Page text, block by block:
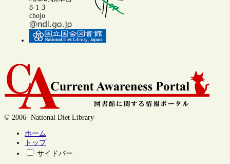
8-1-3
chojo
© 2006- National Diet Library
ホーム
トップ
サイドバー